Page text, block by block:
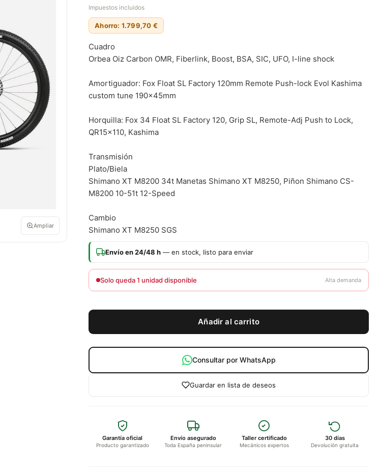
Ampliar
Impuestos incluidos
Ahorro: 1.799,70 €
Cuadro
Orbea Oiz Carbon OMR, Fiberlink, Boost, BSA, SIC, UFO, I-line shock
Amortiguador: Fox Float SL Factory 120mm Remote Push-lock Evol Kashima
custom tune 190x45mm
Horquilla: Fox 34 Float SL Factory 120, Grip SL, Remote-Adj Push to Lock,
QR15x110, Kashima
Transmisión
Plato/Biela
Shimano XT M8200 34t Manetas Shimano XT M8250, Piñon Shimano CS-
M8200 10-51t 12-Speed
Cambio
Shimano XT M8250 SGS
Envío en 24/48 h — en stock, listo para enviar
Solo queda 1 unidad disponible Alta demanda
Añadir al carrito
Consultar por WhatsApp
Guardar en lista de deseos
Garantía oficial
Producto garantizado
Envío asegurado
Toda España peninsular
Taller certificado
Mecánicos expertos
30 días
Devolución gratuita